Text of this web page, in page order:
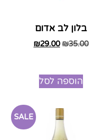
בלון לב אדום
₪35.00
₪29.00
הוספה לסל
SALE